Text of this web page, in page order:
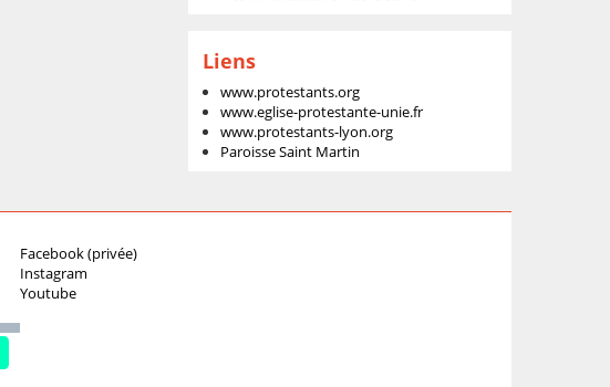
Liens
www.protestants.org
www.eglise-protestante-unie.fr
www.protestants-lyon.org
Paroisse Saint Martin
Facebook (privée)
Instagram
Youtube